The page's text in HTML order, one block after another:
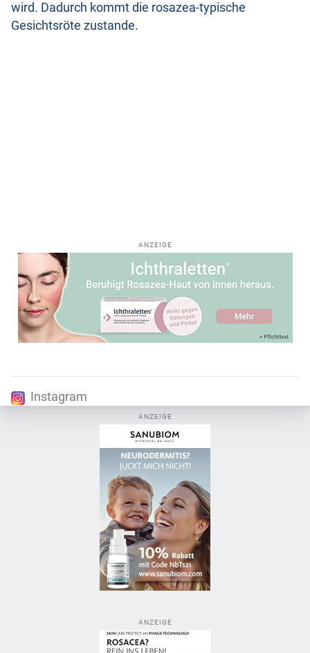
wird. Dadurch kommt die rosazea-typische
Gesichtsröte zustande.
ANZEIGE
Instagram
ANZEIGE
ANZEIGE